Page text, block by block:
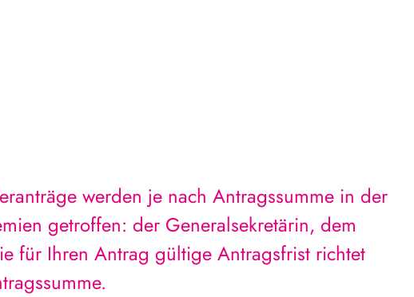
werden je nach Antragssumme in der
getroffen: der Generalsekretärin, dem
für Ihren Antrag gültige Antragsfrist richtet